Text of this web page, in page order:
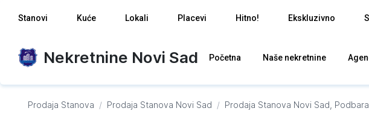
Stanovi Kuće Lokali Placevi Hitno! Ekskluzivno
Nekretnine Novi Sad Početna Naše nekretnine
Prodaja Stanova / Prodaja Stanova Novi Sad / Prodaja Stanova Novi Sad, Podbara